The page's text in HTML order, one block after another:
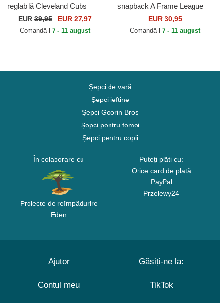
reglabilă Cleveland Cubs
Archive Legend de Cleveland
Cubs MLB de American...
EUR39,95 EUR 27,97
Comandă-l 7 - 11 august
snapback A Frame League
Essential de New York
Yankees MLB de New Era
EUR 30,95
Comandă-l 7 - 11 august
Șepci de vară
Șepci ieftine
Șepci Goorin Bros
Șepci pentru femei
Șepci pentru copii
În colaborare cu
Proiecte de reîmpădurire
Eden
Puteți plăti cu:
Orice card de plată
PayPal
Przelewy24
Ajutor
Contul meu
Găsiți-ne la:
TikTok